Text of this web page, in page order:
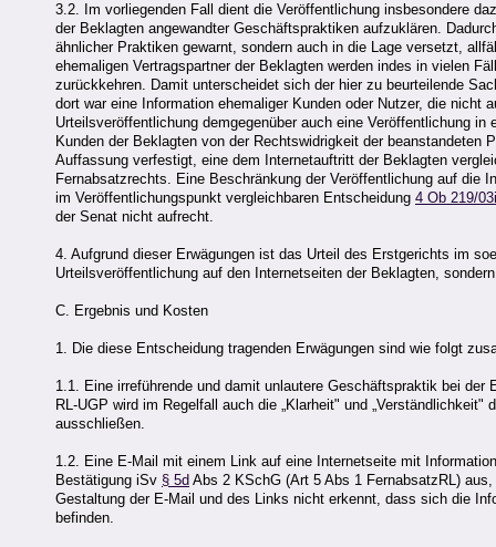
3.2. Im vorliegenden Fall dient die Veröffentlichung insbesondere
der Beklagten angewandter Geschäftspraktiken aufzuklären.
ähnlicher Praktiken gewarnt, sondern auch in die Lage versetzt,
ehemaligen Vertragspartner der Beklagten werden indes in vielen
zurückkehren. Damit unterscheidet sich der hier zu beurteilende
dort war eine Information ehemaliger Kunden oder Nutzer, die
Urteilsveröffentlichung demgegenüber auch eine Veröffentlichung
Kunden der Beklagten von der Rechtswidrigkeit der
Auffassung verfestigt, eine dem Internetauftritt der Beklagten
Fernabsatzrechts. Eine Beschränkung der Veröffentlichung auf die
im Veröffentlichungspunkt vergleichbaren Entscheidung 4 Ob 219/03i
der Senat nicht aufrecht.
4. Aufgrund dieser Erwägungen ist das Urteil des Erstgerichts im
Urteilsveröffentlichung auf den Internetseiten der Beklagten,
C. Ergebnis und Kosten
1. Die diese Entscheidung tragenden Erwägungen sind wie folgt
1.1. Eine irreführende und damit unlautere Geschäftspraktik bei
RL-UGP wird im Regelfall auch die „Klarheit" und
ausschließen.
1.2. Eine E-Mail mit einem Link auf eine Internetseite mit
Bestätigung iSv § 5d Abs 2 KSchG (Art 5 Abs 1 FernabsatzRL)
Gestaltung der E-Mail und des Links nicht erkennt, dass sich die
befinden.